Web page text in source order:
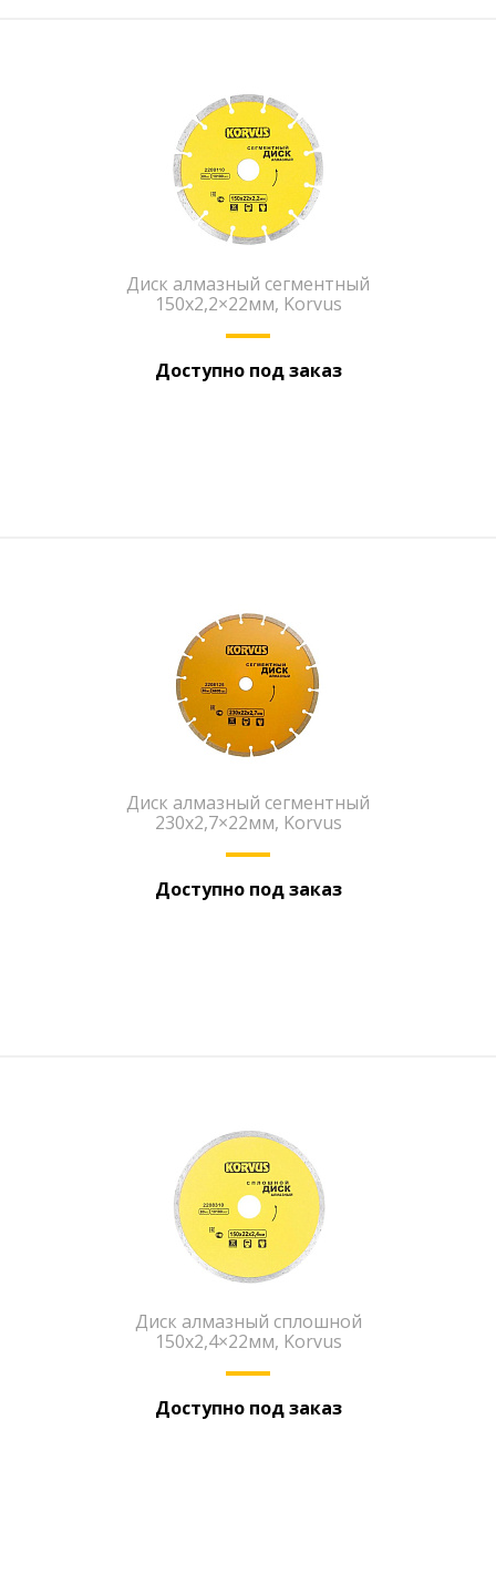
Диск алмазный сегментный
150х2,2×22мм, Korvus
Доступно под заказ
Диск алмазный сегментный
230х2,7×22мм, Korvus
Доступно под заказ
Диск алмазный сплошной
150х2,4×22мм, Korvus
Доступно под заказ